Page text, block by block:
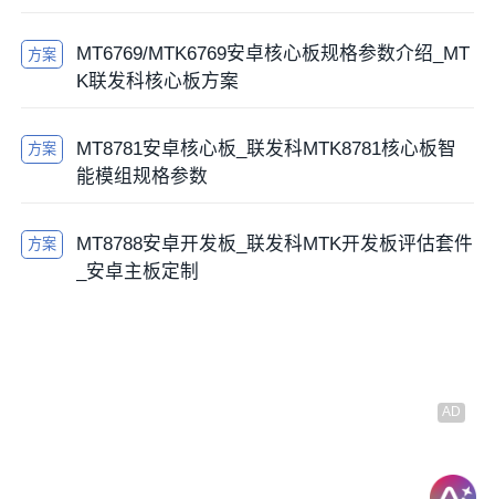
方案
MT6769/MTK6769安卓核心板规格参数介绍_MT
K联发科核心板方案
方案
MT8781安卓核心板_联发科MTK8781核心板智
能模组规格参数
方案
MT8788安卓开发板_联发科MTK开发板评估套件
_安卓主板定制